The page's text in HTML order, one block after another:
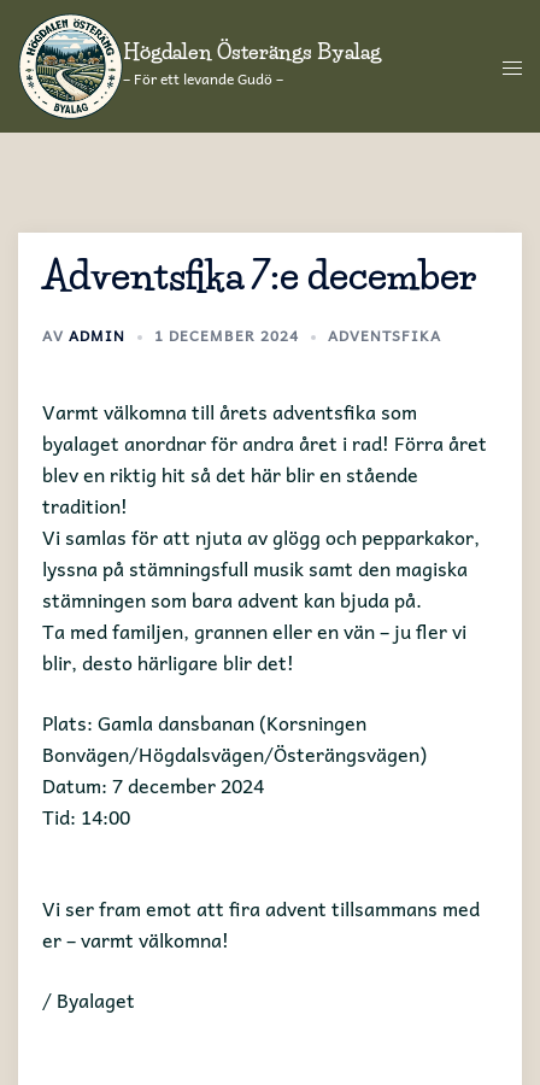
Hoppa
till
innehåll
Högdalen Österängs Byalag
– För ett levande Gudö –
Slå
Adventsfika 7:e december
AV ADMIN 1 DECEMBER 2024 ADVENTSFIKA
Varmt välkomna till årets adventsfika som
byalaget anordnar för andra året i rad! Förra året
blev en riktig hit så det här blir en stående
tradition!
Vi samlas för att njuta av glögg och pepparkakor,
lyssna på stämningsfull musik samt den magiska
stämningen som bara advent kan bjuda på.
Ta med familjen, grannen eller en vän – ju fler vi
blir, desto härligare blir det!
Plats: Gamla dansbanan (Korsningen
Bonvägen/Högdalsvägen/Österängsvägen)
Datum: 7 december 2024
Tid: 14:00
Vi ser fram emot att fira advent tillsammans med
er – varmt välkomna!
/ Byalaget